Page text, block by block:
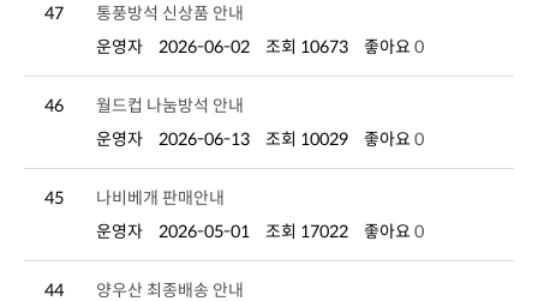
47
통풍방석 신상품 안내
운영자
2026-06-02 조회 10673 좋아요 0
46
월드컵 나눔방석 안내
운영자
2026-06-13 조회 10029 좋아요 0
45
나비베개 판매안내
운영자
2026-05-01 조회 17022 좋아요 0
44
양우산 최종배송 안내